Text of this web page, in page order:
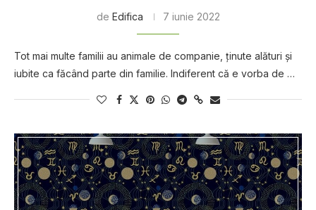
de Edifica 7 iunie 2022
Tot mai multe familii au animale de companie, ținute alături și
iubite ca făcând parte din familie. Indiferent că e vorba de …